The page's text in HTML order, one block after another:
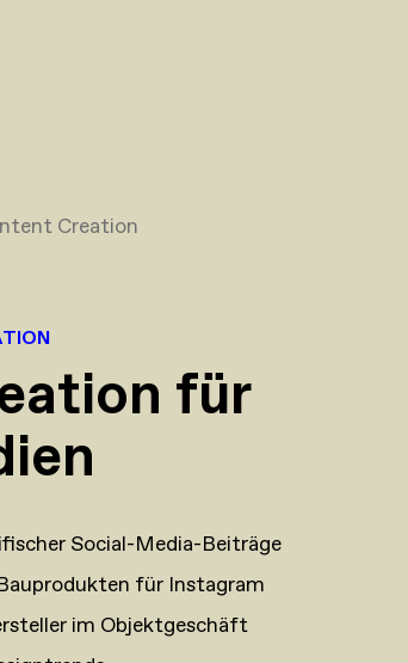
Creation
für
Social-Media-Beiträge
für Instagram
im Objektgeschäft